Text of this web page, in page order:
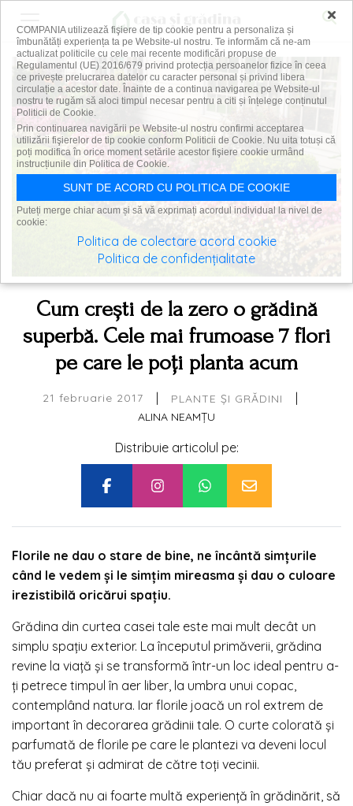
Cum crești de la zero o grădină
superbă. Cele mai frumoase 7 flori
pe care le poți planta acum
21 februarie 2017 | PLANTE ȘI GRĂDINI |
ALINA NEAMȚU
Distribuie articolul pe:
Florile ne dau o stare de bine, ne încântă simțurile
când le vedem și le simțim mireasma și dau o culoare
irezistibilă oricărui spațiu.
Grădina din curtea casei tale este mai mult decât un
simplu spațiu exterior. La începutul primăverii, grădina
revine la viață și se transformă într-un loc ideal pentru a-
ți petrece timpul în aer liber, la umbra unui copac,
contemplând natura. Iar florile joacă un rol extrem de
important în decorarea grădinii tale. O curte colorată și
parfumată de florile pe care le plantezi va deveni locul
tău preferat și admirat de către toți vecinii.
Chiar dacă nu ai foarte multă experiență în grădinărit, să
×
COMPANIA utilizează fişiere de tip cookie pentru a personaliza și
îmbunătăți experiența ta pe Website-ul nostru. Te informăm că ne-am
actualizat politicile cu cele mai recente modificări propuse de
Regulamentul (UE) 2016/679 privind protecția persoanelor fizice în ceea
ce privește prelucrarea datelor cu caracter personal și privind libera
circulație a acestor date. Înainte de a continua navigarea pe Website-ul
nostru te rugăm să aloci timpul necesar pentru a citi și înțelege conținutul
Politicii de Cookie.
Prin continuarea navigării pe Website-ul nostru confirmi acceptarea
utilizării fişierelor de tip cookie conform Politicii de Cookie. Nu uita totuși că
poți modifica în orice moment setările acestor fişiere cookie urmând
instrucțiunile din Politica de Cookie.
SUNT DE ACORD CU POLITICA DE COOKIE
Puteți merge chiar acum și să vă exprimați acordul individual la nivel de
cookie:
Politica de colectare acord cookie
Politica de confidențialitate